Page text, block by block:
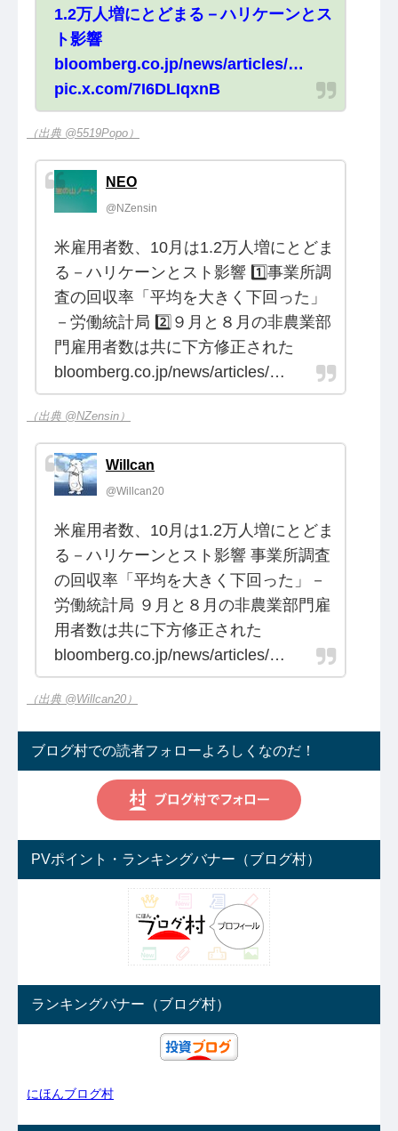
1.2万人増にとどまる－ハリケーンとス
ト影響
bloomberg.co.jp/news/articles/…
pic.x.com/7I6DLIqxnB
（出典 @5519Popo）
NEO
@NZensin
米雇用者数、10月は1.2万人増にとどま
る－ハリケーンとスト影響 1️⃣事業所調
査の回収率「平均を大きく下回った」
－労働統計局 2️⃣９月と８月の非農業部
門雇用者数は共に下方修正された
bloomberg.co.jp/news/articles/…
（出典 @NZensin）
Willcan
@Willcan20
米雇用者数、10月は1.2万人増にとどま
る－ハリケーンとスト影響 事業所調査
の回収率「平均を大きく下回った」－
労働統計局 ９月と８月の非農業部門雇
用者数は共に下方修正された
bloomberg.co.jp/news/articles/…
（出典 @Willcan20）
ブログ村での読者フォローよろしくなのだ！
PVポイント・ランキングバナー（ブログ村）
ランキングバナー（ブログ村）
にほんブログ村